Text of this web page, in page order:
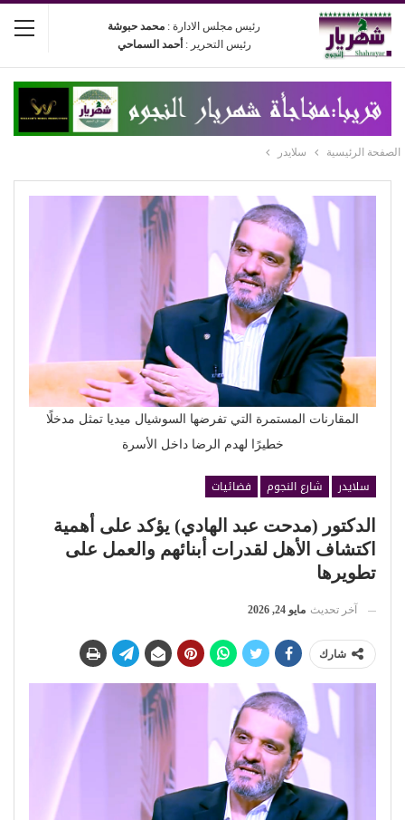
رئيس مجلس الادارة : محمد حبوشة
رئيس التحرير : أحمد السماحي
الصفحة الرئيسية سلايدر
المقارنات المستمرة التي تفرضها السوشيال ميديا تمثل مدخلًا
خطيرًا لهدم الرضا داخل الأسرة
سلايدر شارع النجوم
فضائيات
الدكتور (مدحت عبد الهادي) يؤكد على أهمية
اكتشاف الأهل لقدرات أبنائهم والعمل على
تطويرها
آخر تحديث مايو 24, 2026
شارك